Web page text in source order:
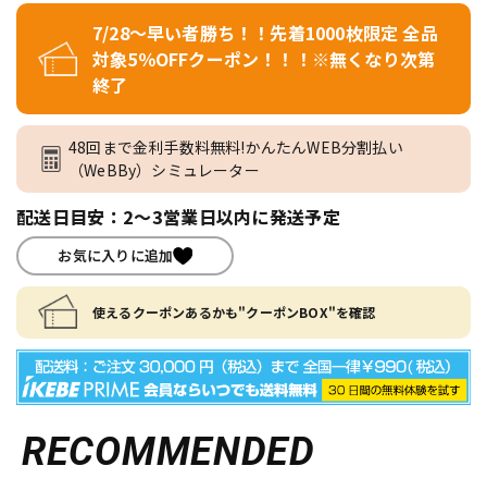
7/28～早い者勝ち！！先着1000枚限定 全品
対象5％OFFクーポン！！！※無くなり次第
終了
48回まで金利手数料無料!かんたんWEB分割払い
（WeBBy）シミュレーター
配送日目安：2～3営業日以内に発送予定
お気に入りに追加
使えるクーポンあるかも"クーポンBOX"を確認
RECOMMENDED